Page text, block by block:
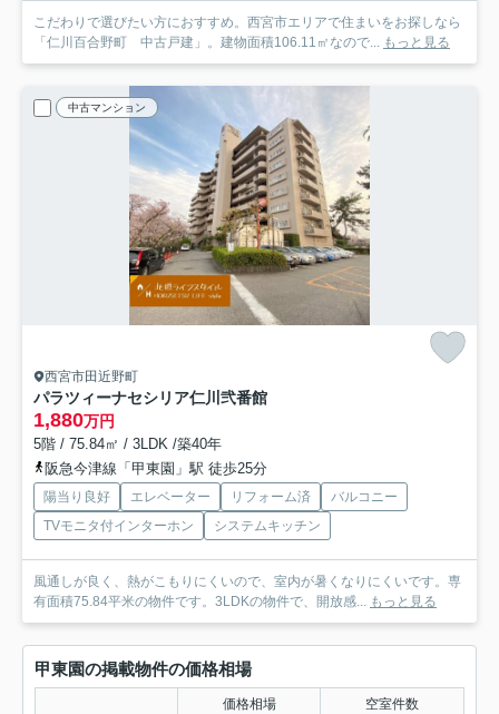
こだわりで選びたい方におすすめ。西宮市エリアで住まいをお探しなら
「仁川百合野町 中古戸建」。建物面積106.11㎡なので... もっと見る
中古マンション
西宮市田近野町
パラツィーナセシリア仁川弐番館
1,880万円
5階 / 75.84㎡ / 3LDK /築40年
阪急今津線「甲東園」駅 徒歩25分
陽当り良好 エレベーター リフォーム済
バルコニー
TVモニタ付インターホン
システムキッチン
風通しが良く、熱がこもりにくいので、室内が暑くなりにくいです。専
有面積75.84平米の物件です。3LDKの物件で、開放感... もっと見る
甲東園の掲載物件の価格相場
価格相場 空室件数